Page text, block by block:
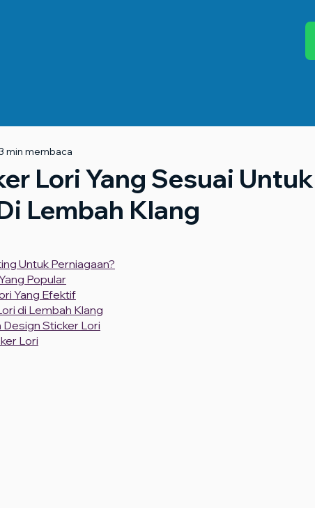
Lori Yang Sesuai Untuk
Lembah Klang
min membaca
Untuk Perniagaan?
Popular
Yang Efektif
di Lembah Klang
Design Sticker Lori
Lori